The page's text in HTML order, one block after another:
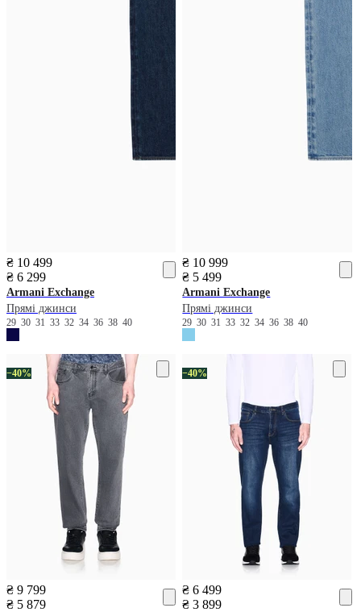
₴ 10 499
₴ 6 299
Armani Exchange
Прямі джинси
29 30 31 33 32 34 36 38 40
₴ 10 999
₴ 5 499
Armani Exchange
Прямі джинси
293031333234363840
−40%
₴ 9 799
₴ 5 879
−40%
₴ 6 499
₴ 3 899